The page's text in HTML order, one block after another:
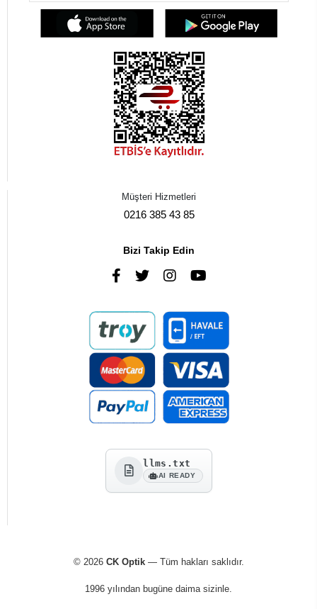
Müşteri Hizmetleri
0216 385 43 85
Bizi Takip Edin
llms.txt
AI READY
© 2026 CK Optik— Tüm hakları saklıdır.
1996 yılından bugüne daima sizinle.